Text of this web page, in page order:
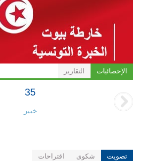
الإحصائيات التقارير
35
خبير
تصويت شكوى اقتراحات